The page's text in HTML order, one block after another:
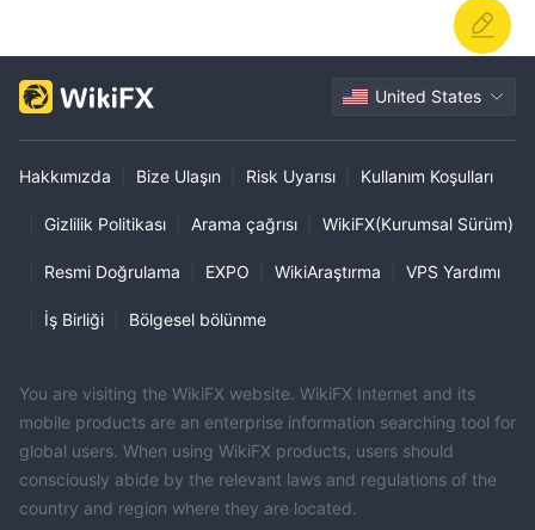
United States
Hakkımızda Bize Ulaşın Risk Uyarısı Kullanım Koşulları
Gizlilik Politikası Arama çağrısı WikiFX(Kurumsal Sürüm)
Resmi Doğrulama EXPO WikiAraştırma VPS Yardımı
İş Birliği Bölgesel bölünme
You are visiting the WikiFX website. WikiFX Internet and its
mobile products are an enterprise information searching tool for
global users. When using WikiFX products, users should
consciously abide by the relevant laws and regulations of the
country and region where they are located.